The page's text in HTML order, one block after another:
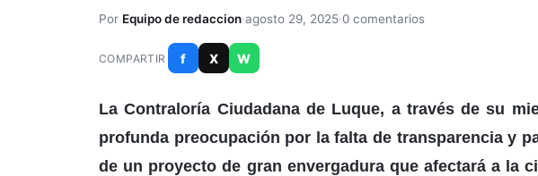
Por Equipo de redaccion·agosto 29, 2025·0 comentarios
COMPARTIR f X W
La Contraloría Ciudadana de Luque, a través de su
profunda preocupación por la falta de transparencia y
de un proyecto de gran envergadura que afectará a la